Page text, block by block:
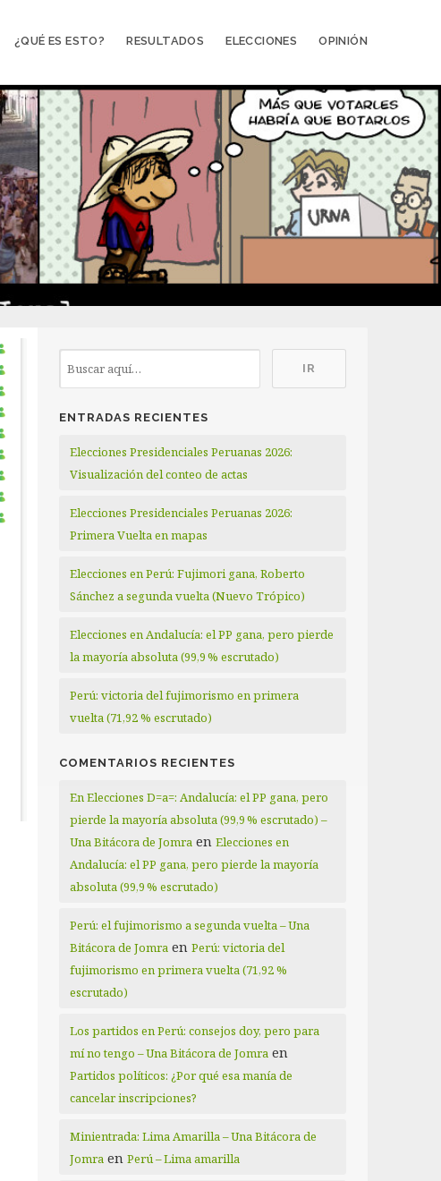
¿QUÉ ES ESTO? RESULTADOS ELECCIONES OPINIÓN
ENTRADAS RECIENTES
Elecciones Presidenciales Peruanas 2026:
Visualización del conteo de actas
Elecciones Presidenciales Peruanas 2026:
Primera Vuelta en mapas
Elecciones en Perú: Fujimori gana, Roberto
Sánchez a segunda vuelta (Nuevo Trópico)
Elecciones en Andalucía: el PP gana, pero pierde
la mayoría absoluta (99,9 % escrutado)
Perú: victoria del fujimorismo en primera
vuelta (71,92 % escrutado)
COMENTARIOS RECIENTES
En Elecciones D=a=: Andalucía: el PP gana, pero
pierde la mayoría absoluta (99,9 % escrutado) –
Una Bitácora de Jomra enElecciones en
Andalucía: el PP gana, pero pierde la mayoría
absoluta (99,9 % escrutado)
Perú: el fujimorismo a segunda vuelta – Una
Bitácora de Jomra enPerú: victoria del
fujimorismo en primera vuelta (71,92 %
escrutado)
Los partidos en Perú: consejos doy, pero para
mí no tengo – Una Bitácora de Jomra en
Partidos políticos: ¿Por qué esa manía de
cancelar inscripciones?
Minientrada: Lima Amarilla – Una Bitácora de
Jomra enPerú – Lima amarilla